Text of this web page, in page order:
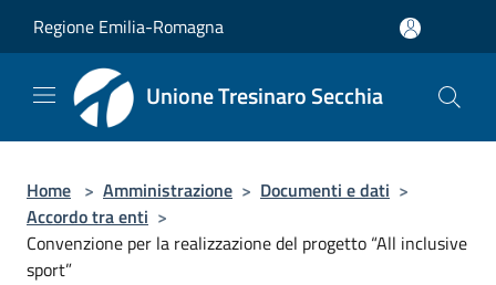
Regione Emilia-Romagna
Unione Tresinaro Secchia
Home > Amministrazione > Documenti e dati >
Accordo tra enti >
Convenzione per la realizzazione del progetto “All inclusive
sport”